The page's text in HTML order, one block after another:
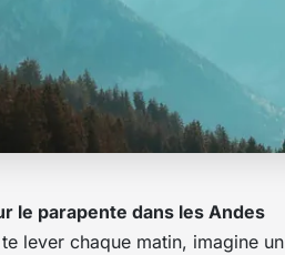
le parapente dans les Andes
lever chaque matin, imagine un